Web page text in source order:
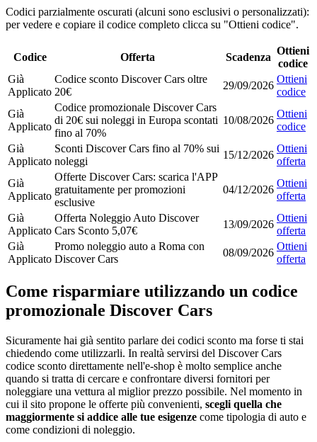
Codici parzialmente oscurati (alcuni sono esclusivi o personalizzati):
per vedere e copiare il codice completo clicca su "Ottieni codice".
Codice Offerta Scadenza
Ottieni
codice
Già
Applicato
Codice sconto Discover Cars oltre
20€
29/09/2026
Ottieni
codice
Già
Applicato
Codice promozionale Discover Cars
di 20€ sui noleggi in Europa scontati
fino al 70%
10/08/2026
Ottieni
codice
Già
Applicato
Sconti Discover Cars fino al 70% sui
noleggi
15/12/2026
Ottieni
offerta
Già
Applicato
Offerte Discover Cars: scarica l'APP
gratuitamente per promozioni
esclusive
04/12/2026
Ottieni
offerta
Già
Applicato
Offerta Noleggio Auto Discover
Cars Sconto 5,07€
13/09/2026
Ottieni
offerta
Già
Applicato
Promo noleggio auto a Roma con
Discover Cars
08/09/2026
Ottieni
offerta
Come risparmiare utilizzando un codice
promozionale Discover Cars
Sicuramente hai già sentito parlare dei codici sconto ma forse ti stai
chiedendo come utilizzarli. In realtà servirsi del Discover Cars
codice sconto direttamente nell'e-shop è molto semplice anche
quando si tratta di cercare e confrontare diversi fornitori per
noleggiare una vettura al miglior prezzo possibile. Nel momento in
cui il sito propone le offerte più convenienti, scegli quella che
maggiormente si addice alle tue esigenze come tipologia di auto e
come condizioni di noleggio.